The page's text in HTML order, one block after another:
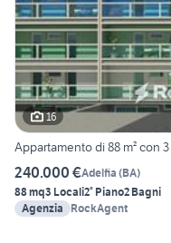
16
Appartamento di 88 m² con
240.000 €Adelfia (BA)
88 mq3 Locali2° Piano2 Bagni
Agenzia
RockAgent